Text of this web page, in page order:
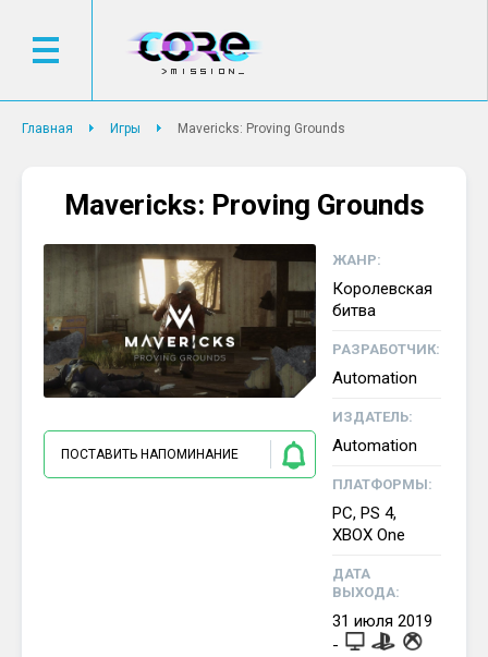
Главная Игры Mavericks: Proving Grounds
Mavericks: Proving Grounds
ПОСТАВИТЬ НАПОМИНАНИЕ
ЖАНР:
Королевская
битва
РАЗРАБОТЧИК:
Automation
ИЗДАТЕЛЬ:
Automation
ПЛАТФОРМЫ:
PC, PS 4,
XBOX One
ДАТА
ВЫХОДА:
31 июля 2019
-